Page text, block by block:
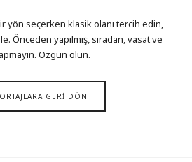
yön seçerken klasik olanı tercih edin,
Önceden yapılmış, sıradan, vasat ve
Özgün olun.
GERİ DÖN